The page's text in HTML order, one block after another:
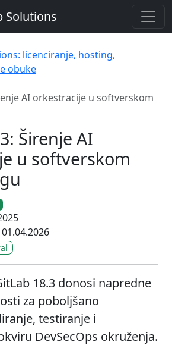
Solutions
licenciranje, hosting,
obuke
AI orkestracije u softverskom
Širenje AI
u softverskom
18.3 donosi napredne
za poboljšano
testiranje i
DevSecOps okruženja.